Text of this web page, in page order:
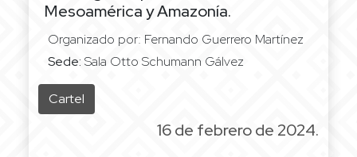
Mesoamérica y Amazonía.
Organizado por: Fernando Guerrero Martínez
Sede: Sala Otto Schumann Gálvez
Cartel
16 de febrero de 2024.